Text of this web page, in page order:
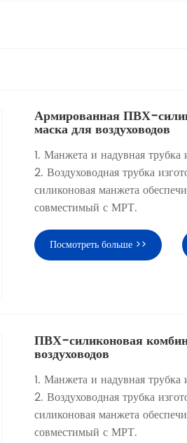
Армированная ПВХ-
маска для воздуховодов
1. Манжета и надувная
2. Воздуховодная трубка
силиконовая манжета
совместимый с МРТ.
Посмотреть больше >>
ПВХ-силиконовая
воздуховодов
1. Манжета и надувная
2. Воздуховодная трубка
силиконовая манжета
совместимый с МРТ.